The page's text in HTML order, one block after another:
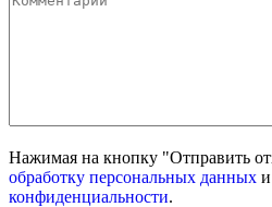
Нажимая на кнопку "Отправить
обработку персональных данных
конфиденциальности.